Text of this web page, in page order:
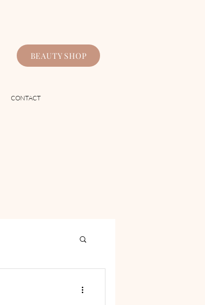
BEAUTY SHOP
CONTACT